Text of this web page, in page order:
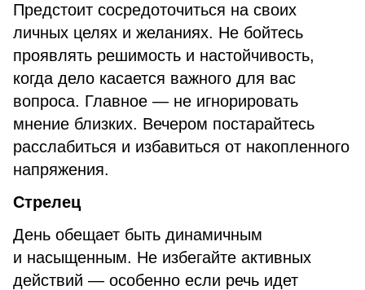
Предстоит сосредоточиться на своих
личных целях и желаниях. Не бойтесь
проявлять решимость и настойчивость,
когда дело касается важного для вас
вопроса. Главное — не игнорировать
мнение близких. Вечером постарайтесь
расслабиться и избавиться от накопленного
напряжения.
Стрелец
День обещает быть динамичным
и насыщенным. Не избегайте активных
действий — особенно если речь идет